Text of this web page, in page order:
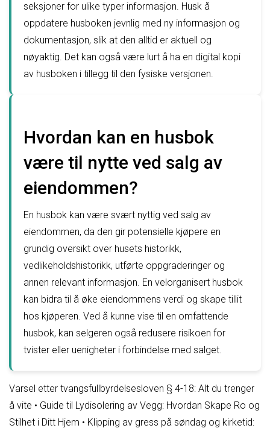
seksjoner for ulike typer informasjon. Husk å
oppdatere husboken jevnlig med ny informasjon og
dokumentasjon, slik at den alltid er aktuell og
nøyaktig. Det kan også være lurt å ha en digital kopi
av husboken i tillegg til den fysiske versjonen.
Hvordan kan en husbok
være til nytte ved salg av
eiendommen?
En husbok kan være svært nyttig ved salg av
eiendommen, da den gir potensielle kjøpere en
grundig oversikt over husets historikk,
vedlikeholdshistorikk, utførte oppgraderinger og
annen relevant informasjon. En velorganisert husbok
kan bidra til å øke eiendommens verdi og skape tillit
hos kjøperen. Ved å kunne vise til en omfattende
husbok, kan selgeren også redusere risikoen for
tvister eller uenigheter i forbindelse med salget.
Varsel etter tvangsfullbyrdelsesloven § 4-18: Alt du trenger
å vite • Guide til Lydisolering av Vegg: Hvordan Skape Ro og
Stilhet i Ditt Hjem • Klipping av gress på søndag og kirketid: